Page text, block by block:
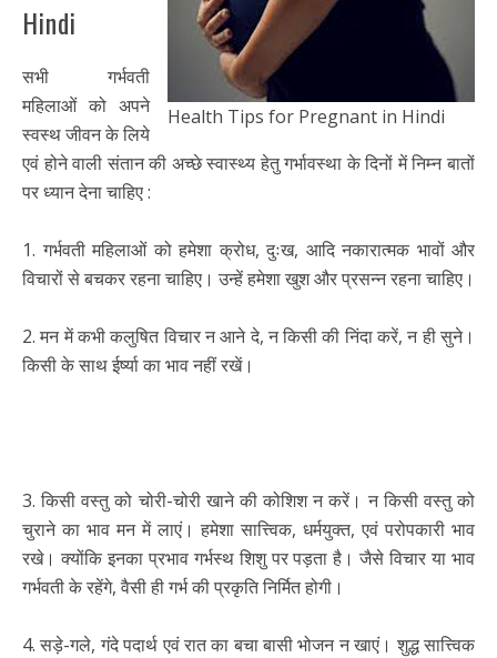
Health Tips for Pregnant in Hindi
Hindi
सभी गर्भवती
महिलाओं को अपने
स्वस्थ जीवन के लिये
एवं होने वाली संतान की अच्छे स्वास्थ्य हेतु गर्भावस्था के दिनों में निम्न बातों
पर ध्यान देना चाहिए :
1. गर्भवती महिलाओं को हमेशा क्रोध, दुःख, आदि नकारात्मक भावों और
विचारों से बचकर रहना चाहिए। उन्हें हमेशा खुश और प्रसन्न रहना चाहिए।
2. मन में कभी कलुषित विचार न आने दे, न किसी की निंदा करें, न ही सुने।
किसी के साथ ईर्ष्या का भाव नहीं रखें।
3. किसी वस्तु को चोरी-चोरी खाने की कोशिश न करें। न किसी वस्तु को
चुराने का भाव मन में लाएं। हमेशा सात्त्विक, धर्मयुक्त, एवं परोपकारी भाव
रखे। क्योंकि इनका प्रभाव गर्भस्थ शिशु पर पड़ता है। जैसे विचार या भाव
गर्भवती के रहेंगे, वैसी ही गर्भ की प्रकृति निर्मित होगी।
4. सड़े-गले, गंदे पदार्थ एवं रात का बचा बासी भोजन न खाएं। शुद्ध सात्त्विक